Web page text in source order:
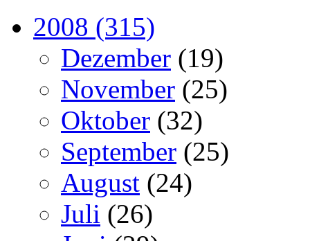
2008 (315)
Dezember (19)
November (25)
Oktober (32)
September (25)
August (24)
Juli (26)